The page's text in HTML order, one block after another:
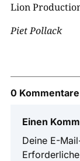
Lion
Piet Pollack
0 Kommentare
Einen
Deine E-